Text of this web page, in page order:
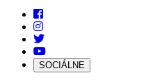
SOCIÁLNE